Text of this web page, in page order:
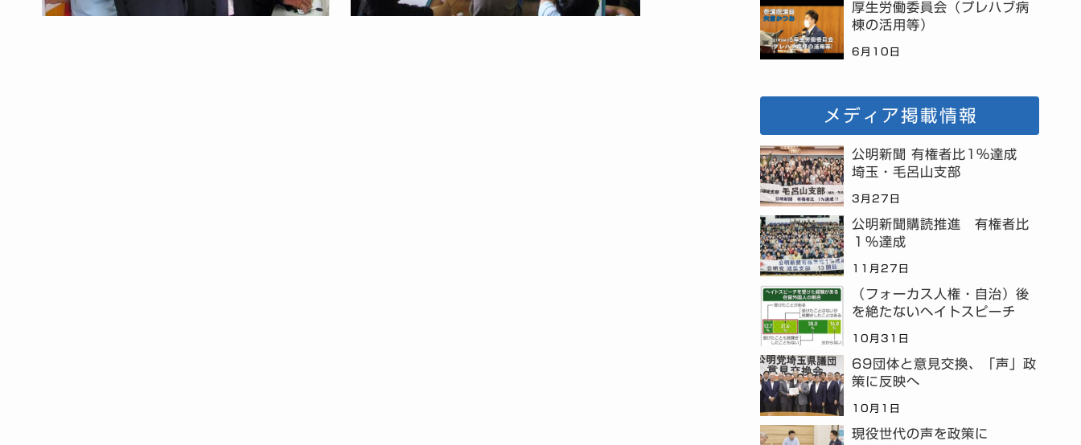
厚生労働委員会（プレハブ病
棟の活用等）
6月10日
メディア掲載情報
公明新聞 有権者比1%達成
埼玉・毛呂山支部
3月27日
公明新聞購読推進 有権者比
１％達成
11月27日
（フォーカス人権・自治）後
を絶たないヘイトスピーチ
10月31日
69団体と意見交換、「声」政
策に反映へ
10月1日
現役世代の声を政策に